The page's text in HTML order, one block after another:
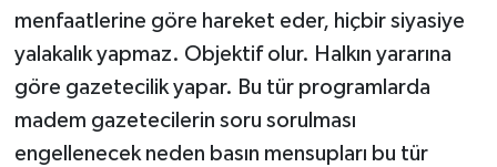
menfaatlerine göre hareket eder, hiçbir siyasiye
yalakalık yapmaz. Objektif olur. Halkın yararına
göre gazetecilik yapar. Bu tür programlarda
madem gazetecilerin soru sorulması
engellenecek neden basın mensupları bu tür